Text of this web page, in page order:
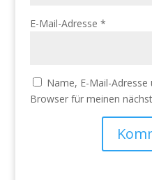
E-Mail-Adresse *
Name, E-Mail-
Browser für meinen